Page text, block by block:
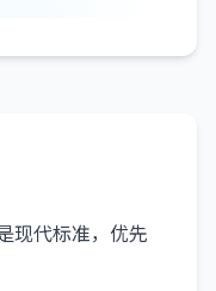
现代标准，优先